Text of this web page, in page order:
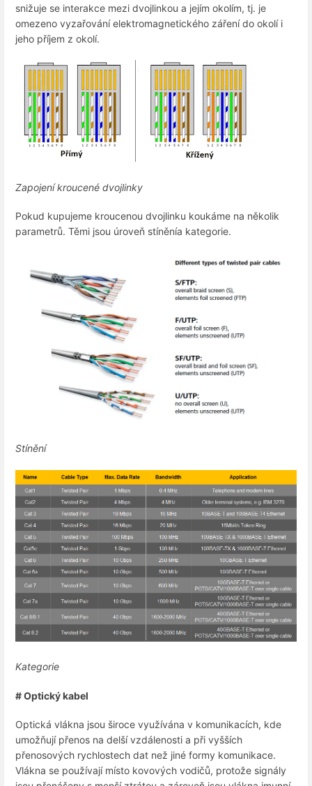
snižuje se interakce mezi dvojlinkou a jejím okolím, tj. je
omezeno vyzařování elektromagnetického záření do okolí i
jeho příjem z okolí.
Zapojení kroucené dvojlinky
Pokud kupujeme kroucenou dvojlinku koukáme na několik
parametrů. Těmi jsou úroveň stíněnía kategorie.
Stínění
Kategorie
# Optický kabel
Optická vlákna jsou široce využívána v komunikacích, kde
umožňují přenos na delší vzdálenosti a při vyšších
přenosových rychlostech dat než jiné formy komunikace.
Vlákna se používají místo kovových vodičů, protože signály